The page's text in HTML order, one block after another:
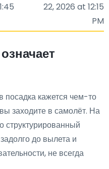
22, 2026 at 12:15
PM
посадка кажется чем-то
заходите в самолёт. На
структурированный
до вылета и
не всегда